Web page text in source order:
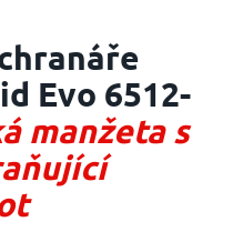
Evo 6512-
manžeta s